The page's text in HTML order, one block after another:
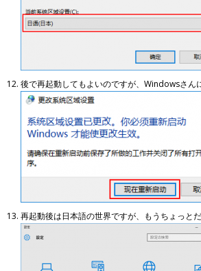
後で再起動してもよいのですが、Windowsさん
再起動後は日本語の世界ですが、もうちょっと